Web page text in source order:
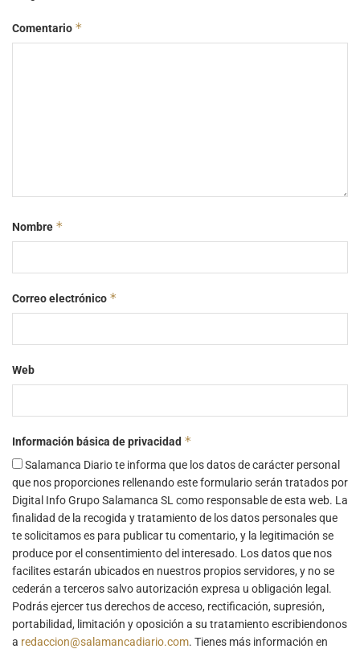
Comentario *
Nombre *
Correo electrónico *
Web
Información básica de privacidad *
Salamanca Diario te informa que los datos de carácter personal
que nos proporciones rellenando este formulario serán tratados por
Digital Info Grupo Salamanca SL como responsable de esta web. La
finalidad de la recogida y tratamiento de los datos personales que
te solicitamos es para publicar tu comentario, y la legitimación se
produce por el consentimiento del interesado. Los datos que nos
facilites estarán ubicados en nuestros propios servidores, y no se
cederán a terceros salvo autorización expresa u obligación legal.
Podrás ejercer tus derechos de acceso, rectificación, supresión,
portabilidad, limitación y oposición a su tratamiento escribiendonos
a redaccion@salamancadiario.com. Tienes más información en